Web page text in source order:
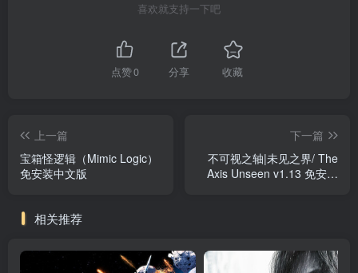
喜欢就支持一下吧
点赞0 分享 收藏
上一篇
宝箱怪逻辑（Mimic Logic）
免安装中文版
下一篇
不可视之轴|未见之界/ The
Axis Unseen v1.13 免安装
相关推荐